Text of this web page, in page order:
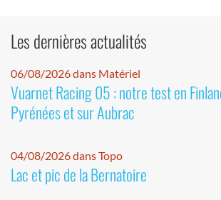
Les dernières actualités
06/08/2026 dans Matériel
Vuarnet Racing 05 : notre test en
Pyrénées et sur Aubrac
04/08/2026 dans Topo
Lac et pic de la Bernatoire